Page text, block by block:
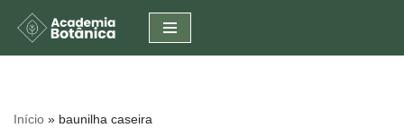
Pular
conteúdo
Início » baunilha caseira